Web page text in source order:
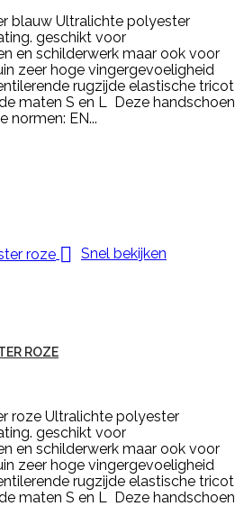
blauw Ultralichte polyester
geschikt voor
en schilderwerk maar ook voor
zeer hoge vingergevoeligheid
rugzijde elastische tricot
maten S en L Deze handschoen
normen: EN...
 Snel bekijken
ROZE
roze Ultralichte polyester
geschikt voor
en schilderwerk maar ook voor
zeer hoge vingergevoeligheid
rugzijde elastische tricot
maten S en L Deze handschoen